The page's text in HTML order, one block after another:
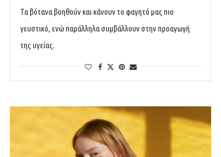
Τα βότανα βοηθούν και κάνουν το φαγητό μας πιο
γευστικό, ενώ παράλληλα συμβάλλουν στην προαγωγή
της υγείας.